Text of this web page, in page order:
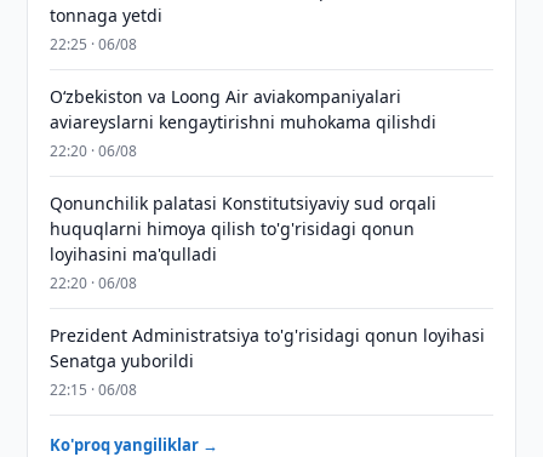
tonnaga yetdi
22:25 · 06/08
Oʻzbekiston va Loong Air aviakompaniyalari
aviareyslarni kengaytirishni muhokama qilishdi
22:20 · 06/08
Qonunchilik palatasi Konstitutsiyaviy sud orqali
huquqlarni himoya qilish to'g'risidagi qonun
loyihasini ma'qulladi
22:20 · 06/08
Prezident Administratsiya to'g'risidagi qonun loyihasi
Senatga yuborildi
22:15 · 06/08
Ko'proq yangiliklar →